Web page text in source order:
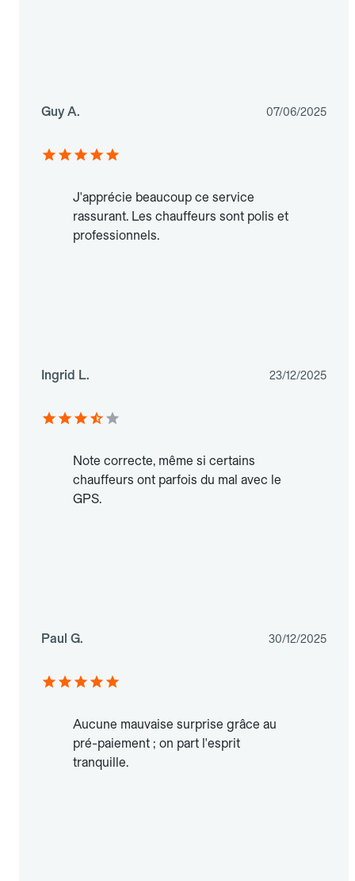
Guy A. 07/06/2025
J'apprécie beaucoup ce service
rassurant. Les chauffeurs sont polis et
professionnels.
Ingrid L. 23/12/2025
Note correcte, même si certains
chauffeurs ont parfois du mal avec le
GPS.
Paul G. 30/12/2025
Aucune mauvaise surprise grâce au
pré-paiement ; on part l'esprit
tranquille.